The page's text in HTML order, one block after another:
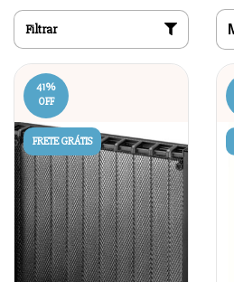
Filtrar
41%
OFF
FRETE GRÁTIS